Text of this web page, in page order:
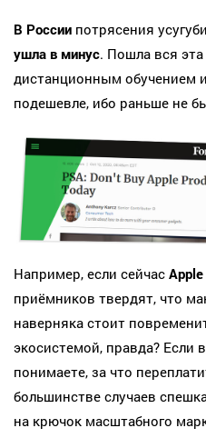
В России потрясения
ушла в минус. Пошла вся
дистанционным обучением
подешевле, ибо раньше не
Например, если сейчас Apple
приёмников твердят, что
наверняка стоит
экосистемой, правда? Если
понимаете, за что
большинстве случаев
на крючок масштабного